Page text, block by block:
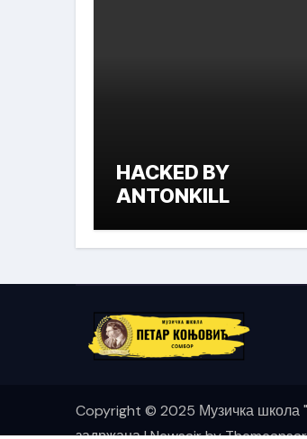
HACKED BY
ANTONKILL
Copyright © 2025 Музичка школа